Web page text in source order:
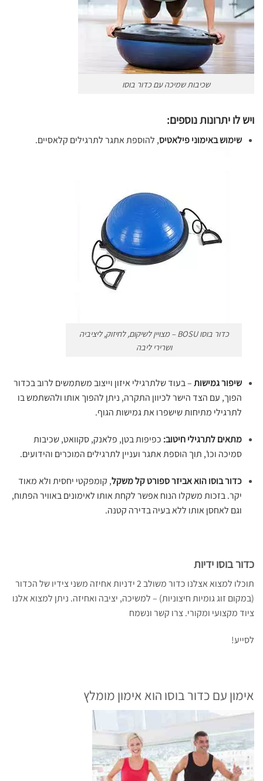
שכיבות שמיכה עם כדור בוסו
ויש לו יתרונות נוספים:
שימוש באימוני פילאטיס, להוספת אתגר לתרגילים קלאסיים.
כדור בוסו BOSU – מצויין לשיקום, לחיזוק, ליציביה
ושרירי ליבה
שיפור גמישות– בעוד שלתרגילי איזון וייצוב משתמשים לרוב בכדור
הפוך, עם הצד הישר לכיוון התקרה, ניתן להפוך אותו ולהשתמש בו
לתרגילי מתיחות שישפרו את גמישות הגוף.
מתאים לתרגילי חיטוב: כפיפות בטן, פלאנק, סקוואט, שכיבות
סמיכה וכו', תוך הוספת אתגר ועניין לתרגילים המוכרים והידועים.
כדור בוסו הוא אביזר ספורט קל משקל, קומפקטי יחסית ולא מאוד
יקר. בזכות משקלו הנוח אפשר לקחת אותו לאימונים באוויר הפתוח,
וגם לאחסן אותו ללא בעיה בדירה קטנה.
כדור בוסו ידיות
תוכלו למצוא אצלנו כדור משולב 2 ידניות אחיזה משני צידיו של הכדור
(במקום זוג גומיות חיצוניות) – למשיכה, יציבה ואחיזה. ניתן למצוא אלנו
ציוד מקצועי ומקורי. צרו קשר ונשמח
לסייע!
אימון עם כדור בוסו הוא אימון מומלץ